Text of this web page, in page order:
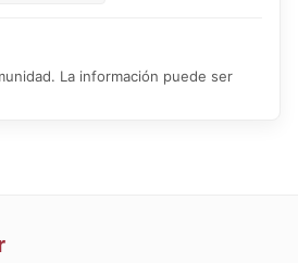
La información puede ser